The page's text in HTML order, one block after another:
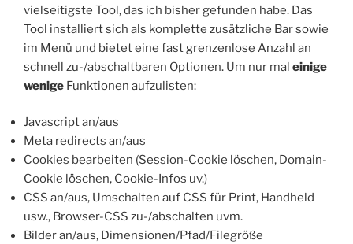
vielseitigste Tool, das ich bisher gefunden habe. Das
Tool installiert sich als komplette zusätzliche Bar sowie
im Menü und bietet eine fast grenzenlose Anzahl an
schnell zu-/abschaltbaren Optionen. Um nur mal einige
wenige Funktionen aufzulisten:
Javascript an/aus
Meta redirects an/aus
Cookies bearbeiten (Session-Cookie löschen, Domain-
Cookie löschen, Cookie-Infos uv.)
CSS an/aus, Umschalten auf CSS für Print, Handheld
usw., Browser-CSS zu-/abschalten uvm.
Bilder an/aus, Dimensionen/Pfad/Filegröße